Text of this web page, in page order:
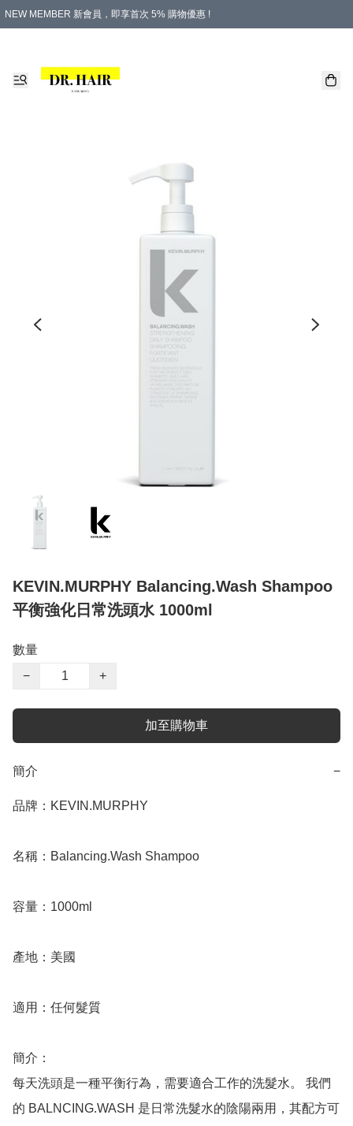
NEW MEMBER 新會員，即享首次 5% 購物優惠 !
KEVIN.MURPHY Balancing.Wash Shampoo
平衡強化日常洗頭水 1000ml
數量
−
+
加至購物車
簡介 −
品牌：KEVIN.MURPHY
名稱：Balancing.Wash Shampoo
容量：1000ml
產地：美國
適用：任何髮質
簡介：
每天洗頭是一種平衡行為，需要適合工作的洗髮水。 我們
的 BALNCING.WASH 是日常洗髮水的陰陽兩用，其配方可